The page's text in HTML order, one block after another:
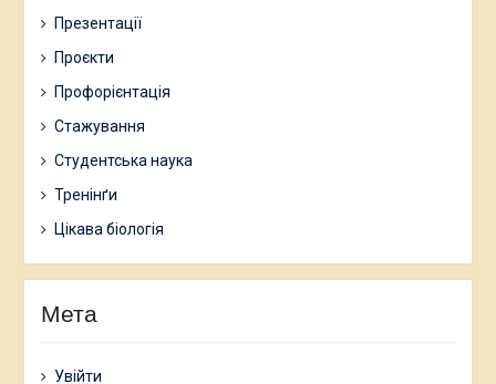
Презентації
Проєкти
Профорієнтація
Стажування
Студентська наука
Тренінґи
Цікава біологія
Мета
Увійти